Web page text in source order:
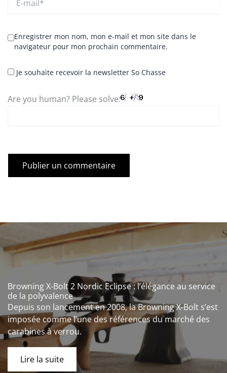
mail*
Enregistrer mon nom, mon e-mail et mon site dans le
navigateur pour mon prochain commentaire.
Je souhaite recevoir la newsletter So Chasse
Are you human? Please solve:
Browning X-Bolt 2 Nordic Eclipse : l’élégance au service
de la polyvalence
Depuis son lancement en 2008, la Browning X-Bolt s’est
imposée comme l’une des références du marché des
carabines à verrou.
Lire la suite